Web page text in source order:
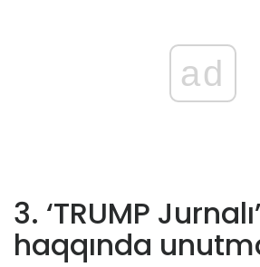
ad
3. ‘TRUMP Jurnalı’
haqqında